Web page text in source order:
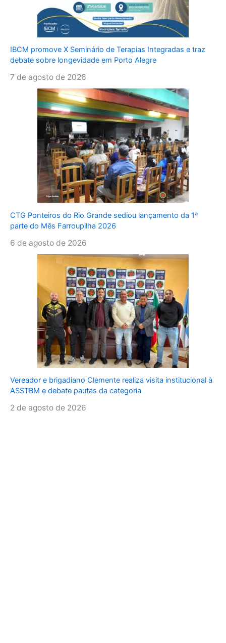
IBCM promove X Seminário de Terapias Integradas e traz
debate sobre longevidade em Porto Alegre
7 de agosto de 2026
CTG Ponteiros do Rio Grande sediou lançamento da 1ª
parte do Mês Farroupilha 2026
6 de agosto de 2026
Vereador e brigadiano Clemente realiza visita institucional à
ASSTBM e debate pautas da categoria
2 de agosto de 2026